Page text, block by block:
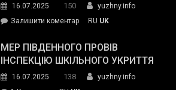
силових
та
органів:
«Наш
спільний
16.07.2025 150
yuzhny.info
Залишити коментарon
ДСНС
власноруч
пожежу
RU UK
МЕР ПІВДЕННОГО ПРОВІВ
ІНСПЕКЦІЮ ШКІЛЬНОГО УКРИТТЯ
16.07.2025 138
yuzhny.info